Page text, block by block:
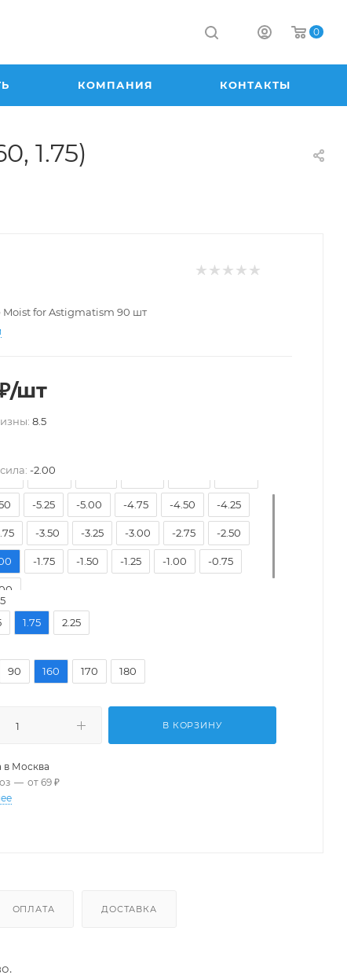
0
КОМПАНИЯ КОНТАКТЫ
1.75)
Moist for Astigmatism 90 шт
/шт
8.5
-2.00
-8.00
-5.25 -5.00 -4.75 -4.50 -4.25
-3.50 -3.25 -3.00 -2.75 -2.50
-1.75 -1.50 -1.25 -1.00 -0.75
1.75 2.25
90 160 170 180
В КОРЗИНУ
в Москва
— от 69 ₽
ОПЛАТА ДОСТАВКА